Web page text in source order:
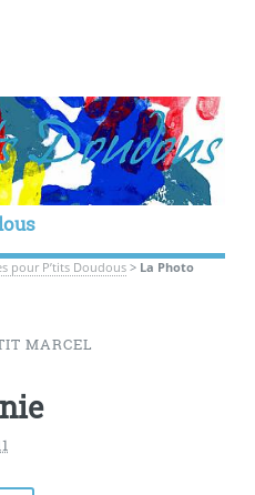
pour P’tits Doudous> La Photo
MARCEL